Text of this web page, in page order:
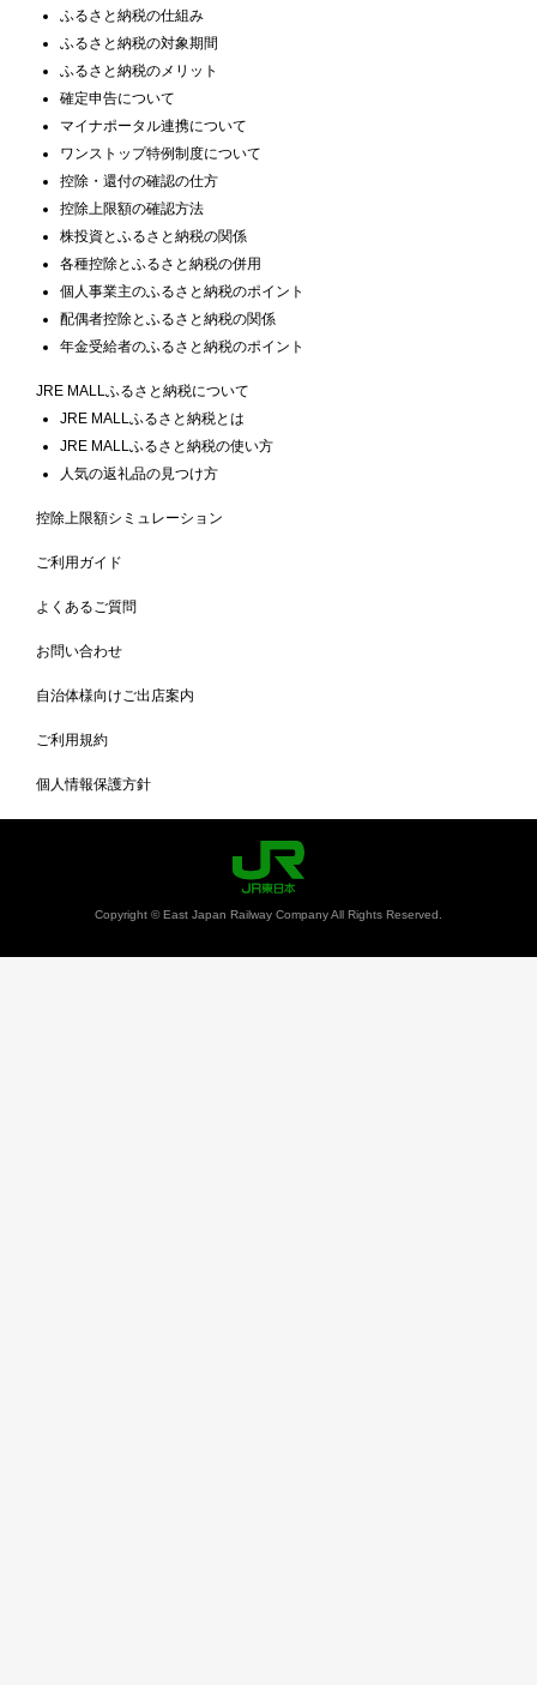
ふるさと納税の仕組み
ふるさと納税の対象期間
ふるさと納税のメリット
確定申告について
マイナポータル連携について
ワンストップ特例制度について
控除・還付の確認の仕方
控除上限額の確認方法
株投資とふるさと納税の関係
各種控除とふるさと納税の併用
個人事業主のふるさと納税のポイント
配偶者控除とふるさと納税の関係
年金受給者のふるさと納税のポイント
JRE MALLふるさと納税について
JRE MALLふるさと納税とは
JRE MALLふるさと納税の使い方
人気の返礼品の見つけ方
控除上限額シミュレーション
ご利用ガイド
よくあるご質問
お問い合わせ
自治体様向けご出店案内
ご利用規約
個人情報保護方針
Copyright © East Japan Railway Company All Rights Reserved.